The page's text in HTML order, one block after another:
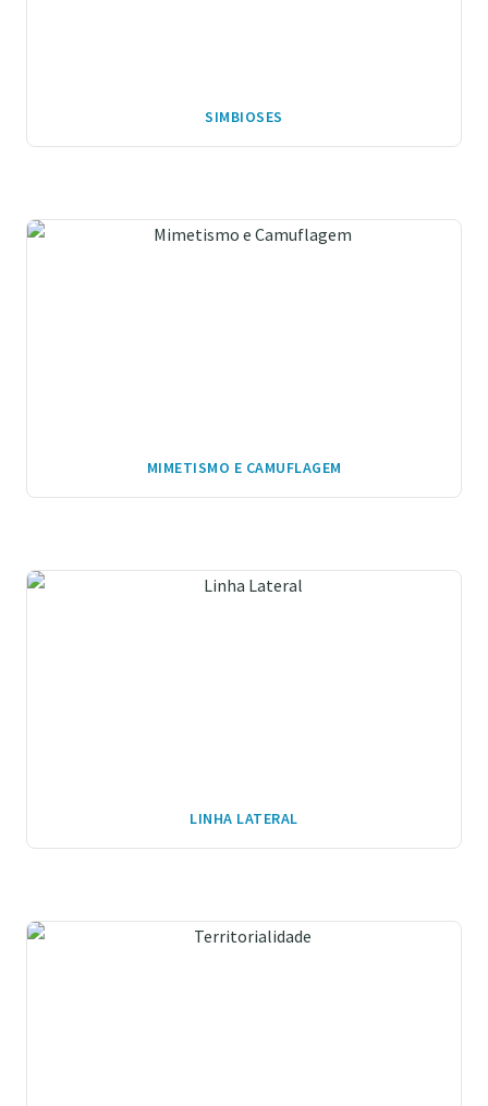
SIMBIOSES
MIMETISMO E CAMUFLAGEM
LINHA LATERAL